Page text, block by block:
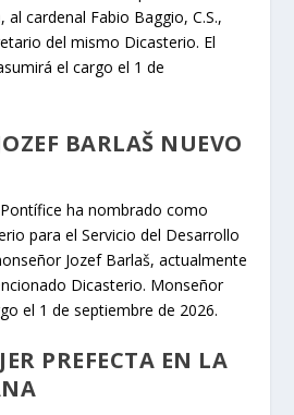
al cardenal Fabio Baggio, C.S.,
del mismo Dicasterio. El
el cargo el 1 de
BARLAŠ NUEVO
ha nombrado como
para el Servicio del Desarrollo
Jozef Barlaš, actualmente
Dicasterio. Monseñor
el 1 de septiembre de 2026.
PREFECTA EN LA